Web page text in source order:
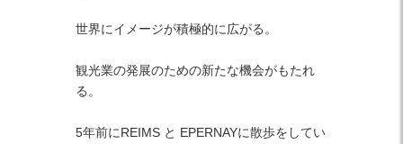
世界にイメージが積極的に広がる。
観光業の発展のための新たな機会がもたれ
る。
5年前にREIMS と EPERNAYに散歩をしてい